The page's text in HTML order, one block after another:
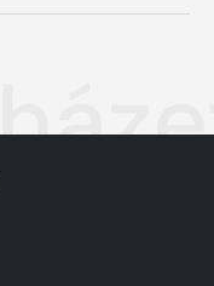
SVĚTLÝ/TMAVÝ REŽIM